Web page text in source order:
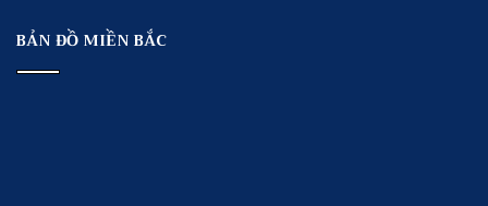
BẢN ĐỒ MIỀN BẮC